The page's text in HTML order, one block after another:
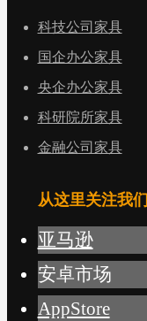
科技公司家具
国企办公家具
央企办公家具
科研院所家具
金融公司家具
从这里关注我们
亚马逊
安卓市场
AppStore